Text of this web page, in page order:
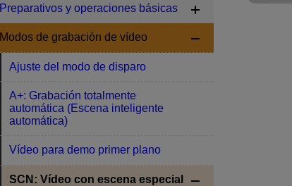
Preparativos y operaciones básicas
Modos de grabación de vídeo
Ajuste del modo de disparo
A+: Grabación totalmente
automática (Escena inteligente
automática)
Vídeo para demo primer plano
SCN: Vídeo con escena especial